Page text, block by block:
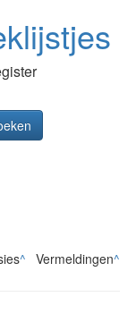
^ Vermeldingen^